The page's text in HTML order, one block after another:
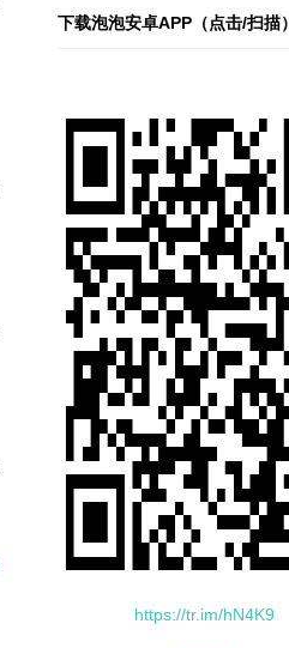
下载泡泡安卓APP（点击/扫描）
https://tr.im/hN4K9